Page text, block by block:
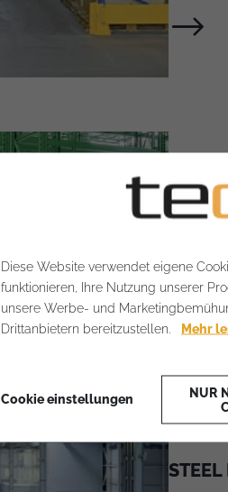
daher
STEEL
Diese Website verwendet eigene
funktionieren, Ihre Nutzung unserer
unsere Werbe- und
Drittanbietern bereitzustellen. Mehr
Cookie einstellungen
NUR